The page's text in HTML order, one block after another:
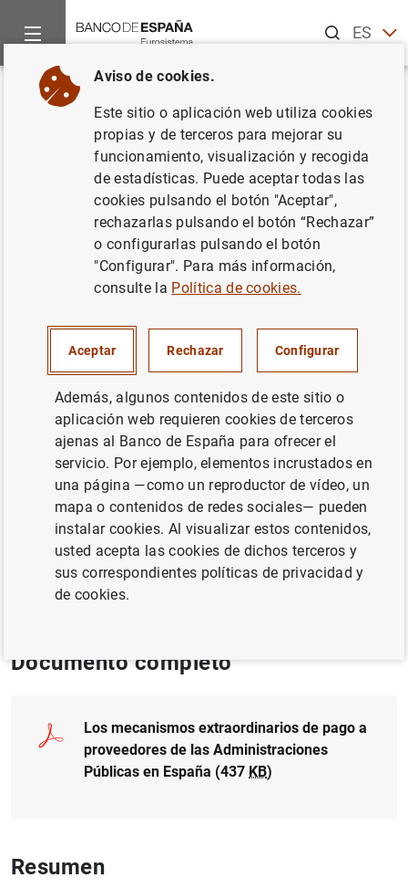
ESEN
Inicio Publicaciones
Volver
Los mecanismos
extraordinarios de pago a
proveedores de las
Administraciones Públicas en
España
Serie: Documentos Ocasionales. 1501.
Autor:Mar Delgado Téllez , Pablo Hernández
de Cos ,Samuel HurtadoyJavier J. Pérez
COMPETITIVIDAD
ADMINISTRACIONES PÚBLICAS CRÉDITO
CONSUMO Y AHORRO
Documento completo
Los mecanismos extraordinarios de pago a
proveedores de las Administraciones
Públicas en España (437 KB)
Resumen
Aviso de cookies.
Este sitio o aplicación web utiliza cookies
propias y de terceros para mejorar su
funcionamiento, visualización y recogida
de estadísticas. Puede aceptar todas las
cookies pulsando el botón "Aceptar",
rechazarlas pulsando el botón “Rechazar”
o configurarlas pulsando el botón
"Configurar". Para más información,
consulte la Política de cookies.
Aceptar Rechazar Configurar
Además, algunos contenidos de este sitio o
aplicación web requieren cookies de terceros
ajenas al Banco de España para ofrecer el
servicio. Por ejemplo, elementos incrustados en
una página —como un reproductor de vídeo, un
mapa o contenidos de redes sociales— pueden
instalar cookies. Al visualizar estos contenidos,
usted acepta las cookies de dichos terceros y
sus correspondientes políticas de privacidad y
de cookies.